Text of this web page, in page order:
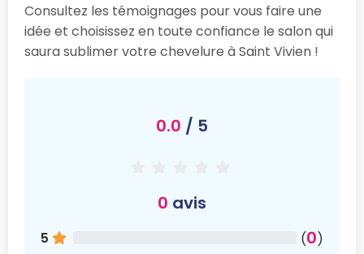
Consultez les témoignages pour vous faire une
idée et choisissez en toute confiance le salon qui
saura sublimer votre chevelure à Saint Vivien !
0.0 / 5
0 avis
5 (0)